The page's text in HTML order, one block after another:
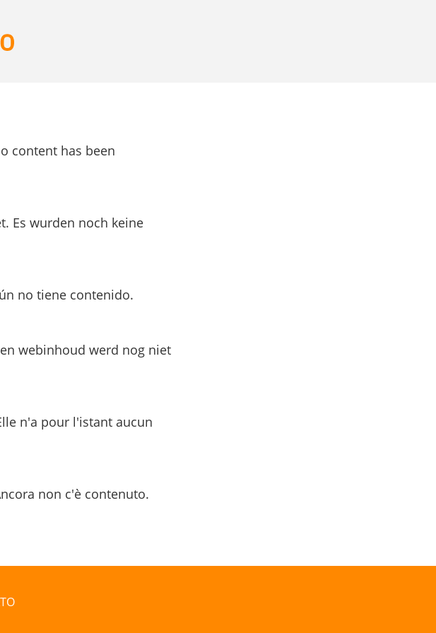
content has been
Es wurden noch keine
no tiene contenido.
webinhoud werd nog niet
n'a pour l'istant aucun
non c'è contenuto.